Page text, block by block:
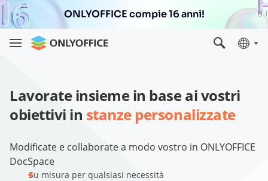
ONLYOFFICE compie 16 anni!
Lavorate insieme in base ai vostri
obiettivi in stanze personalizzate
Modificate e collaborate a modo vostro in ONLYOFFICE
DocSpace
Su misura per qualsiasi necessità